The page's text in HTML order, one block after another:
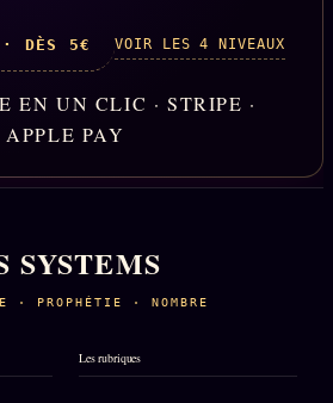
· DÈS 5€ VOIR LES 4 NIVEAUX
EN UN CLIC · STRIPE ·
APPLE PAY
SYSTEMS
· PROPHÉTIE · NOMBRE
Les rubriques